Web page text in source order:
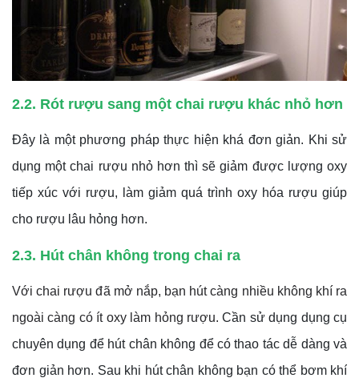
2.2. Rót rượu sang một chai rượu khác nhỏ hơn
Đây là một phương pháp thực hiện khá đơn giản. Khi sử
dụng một chai rượu nhỏ hơn thì sẽ giảm được lượng oxy
tiếp xúc với rượu, làm giảm quá trình oxy hóa rượu giúp
cho rượu lâu hỏng hơn.
2.3. Hút chân không trong chai ra
Với chai rượu đã mở nắp, bạn hút càng nhiều không khí ra
ngoài càng có ít oxy làm hỏng rượu.Cần sử dụng dụng cụ
chuyên dụng để hút chân không để có thao tác dễ dàng và
đơn giản hơn. Sau khi hút chân không bạn có thể bơm khí